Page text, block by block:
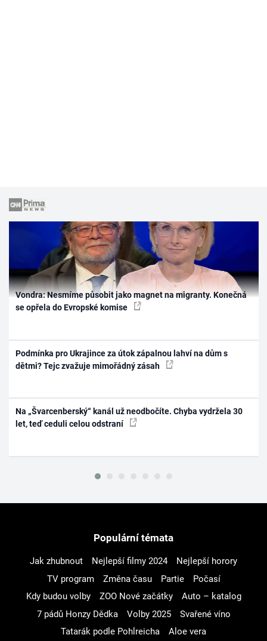
Vondra: Nesmíme působit jako magnet na migranty. Konečná
se opřela do Evropské komise
Podmínka pro Ukrajince za útok zápalnou lahví na dům s
dětmi? Tejc zvažuje mimořádný zásah
Na „Švarcenberský“ kanál už neodbočíte. Chyba vydržela 30
let, teď ceduli celou odstraní
Populární témata
Jak zhubnout Nejlepší filmy 2024
Nejlepší horory
TV program
Změna času Partie
Počasí
Kdy budou volby
ZOO Nové začátky
Auto – katalog
7 pádů Honzy Dědka
Volby 2025
Svařené víno
Tatarák podle Pohlreicha
Aloe vera